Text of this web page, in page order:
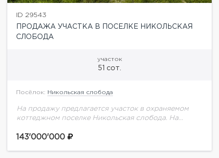
ID 29543
ПРОДАЖА УЧАСТКА В ПОСЕЛКЕ НИКОЛЬСКАЯ
СЛОБОДА
участок
51 сот.
Посёлок: Никольская слобода
На продажу предлагается участок в охраняемом
коттеджном поселке Никольская слобода. На
полевой.
143'000'000